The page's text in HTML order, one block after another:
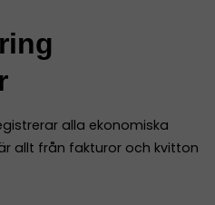
alla ekonomiska
allt från fakturor och kvitton